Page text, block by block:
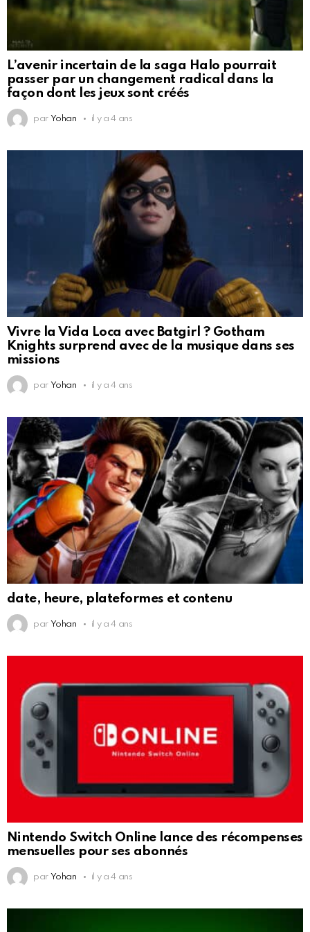
L’avenir incertain de la saga Halo pourrait
passer par un changement radical dans la
façon dont les jeux sont créés
par Yohan il y a 4 ans
Vivre la Vida Loca avec Batgirl ? Gotham
Knights surprend avec de la musique dans ses
missions
par Yohan il y a 4 ans
date, heure, plateformes et contenu
par Yohan il y a 4 ans
Nintendo Switch Online lance des récompenses
mensuelles pour ses abonnés
par Yohan il y a 4 ans